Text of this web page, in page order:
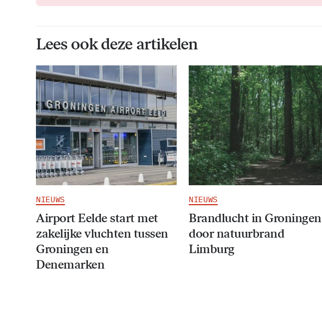
Lees ook deze artikelen
NIEUWS
Airport Eelde start met
zakelijke vluchten tussen
Groningen en
Denemarken
NIEUWS
Brandlucht in Groningen
door natuurbrand
Limburg